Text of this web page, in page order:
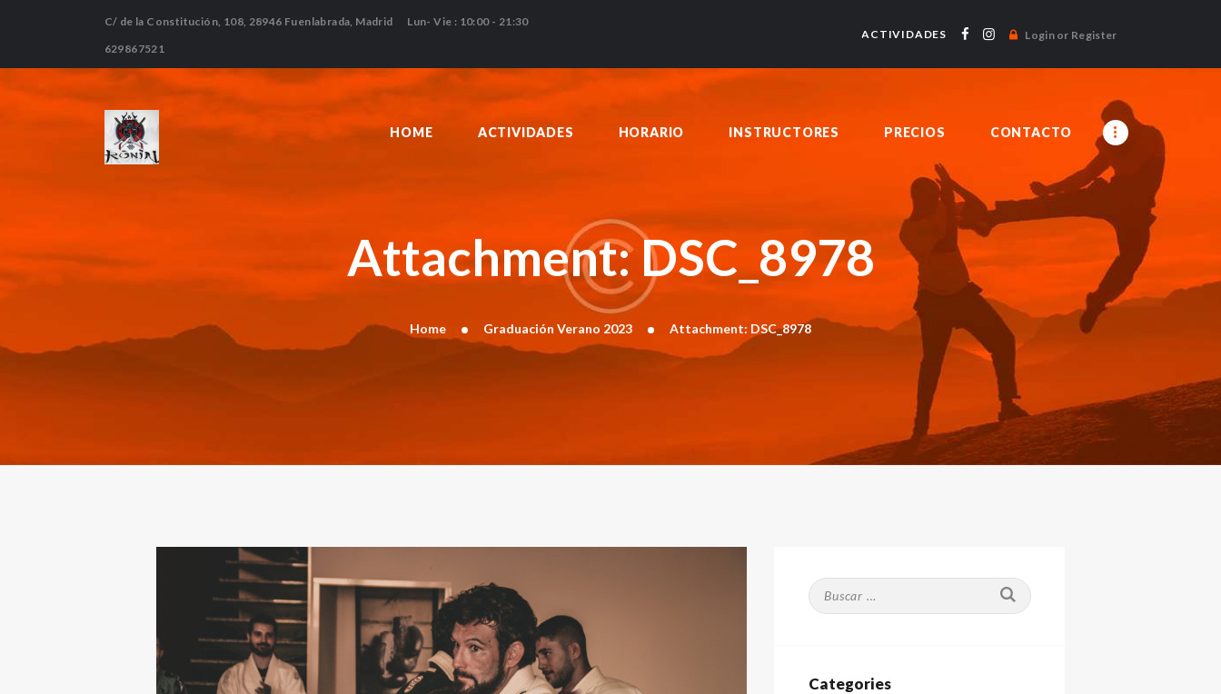
C/ de la Constitución, 108, 28946 Fuenlabrada, Madrid Lun- Vie : 10:00 - 21:30
629867521
ACTIVIDADES Login or Register
HOME ACTIVIDADES HORARIO INSTRUCTORES PRECIOS CONTACTO
Attachment: DSC_8978
Home Graduación Verano 2023 Attachment: DSC_8978
HOME
HORARIO
PRECIOS
Buscar:
Categories